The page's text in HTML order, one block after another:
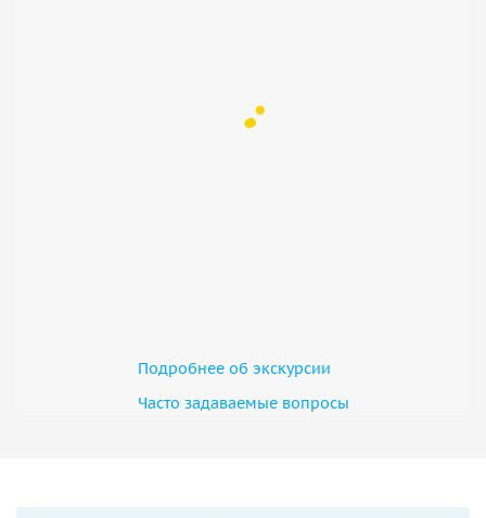
Подробнее об экскурсии
Часто задаваемые вопросы